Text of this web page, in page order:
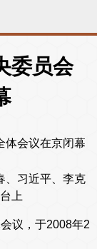
委员会
、习近平、李克
上
议，于2008年2